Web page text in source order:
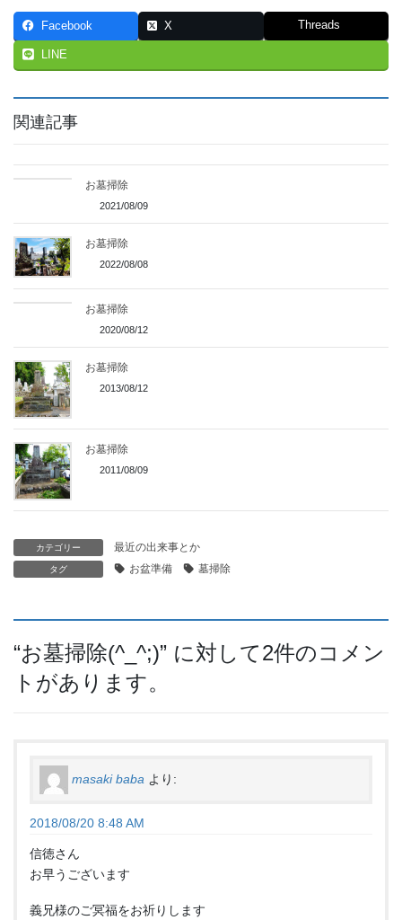
Facebook X Threads
LINE
関連記事
お墓掃除
2021/08/09
お墓掃除
2022/08/08
お墓掃除
2020/08/12
お墓掃除
2013/08/12
お墓掃除
2011/08/09
カテゴリー 最近の出来事とか
タグ お盆準備 墓掃除
“お墓掃除(^_^;)” に対して2件のコメン
トがあります。
masaki baba より:
2018/08/20 8:48 AM
信徳さん
お早うございます
義兄様のご冥福をお祈りします